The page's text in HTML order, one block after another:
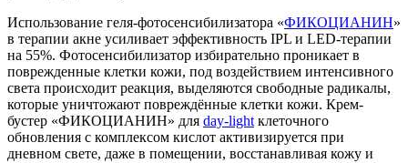
Использование геля-фотосенсибилизатора «ФИКОЦИАНИН»
в терапии акне усиливает эффективность IPL и LED-терапии
на 55%. Фотосенсибилизатор избирательно проникает в
поврежденные клетки кожи, под воздействием интенсивного
света происходит реакция, выделяются свободные радикалы,
которые уничтожают повреждённые клетки кожи. Крем-
бустер «ФИКОЦИАНИН» для day-light клеточного
обновления с комплексом кислот активизируется при
дневном свете, даже в помещении, восстанавливая кожу и